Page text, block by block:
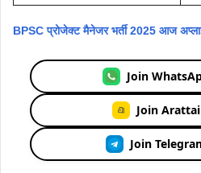
BPSC प्रोजेक्ट मैनेजर भर्ती 2025 आज
Join
Join
Join